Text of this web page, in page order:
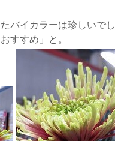
バイカラーは珍しいで
すすめ」と。